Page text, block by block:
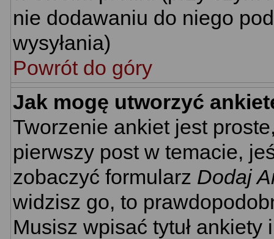
nie dodawaniu do niego
wysyłania)
Powrót do góry
Jak mogę utworzyć
Tworzenie ankiet jest
pierwszy post w temacie,
zobaczyć formularz Dodaj
widzisz go, to
Musisz wpisać tytuł